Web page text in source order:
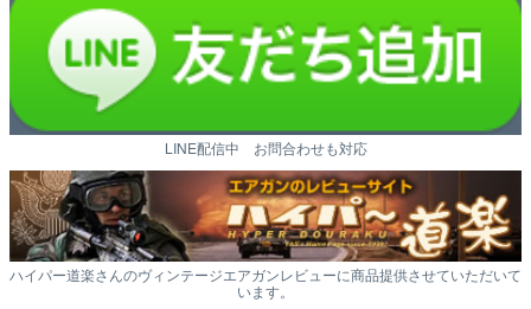
LINE配信中 お問合わせも対応
ハイパー道楽さんのヴィンテージエアガンレビューに商品提供させていただいて
います。